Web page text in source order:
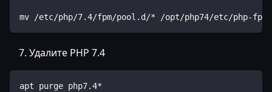
mv /etc/php/7.4/fpm/pool.d/* /opt/php74/etc/php-
Удалите PHP 7.4
apt purge php7.4*